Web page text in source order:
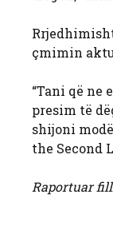
çmimin
“Tani që
presim të
shijoni
the Second
Raportuar